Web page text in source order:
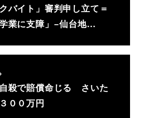
バイト」審判申し立て＝
業に支障」−仙台地…
殺で賠償命じる さいた
００万円